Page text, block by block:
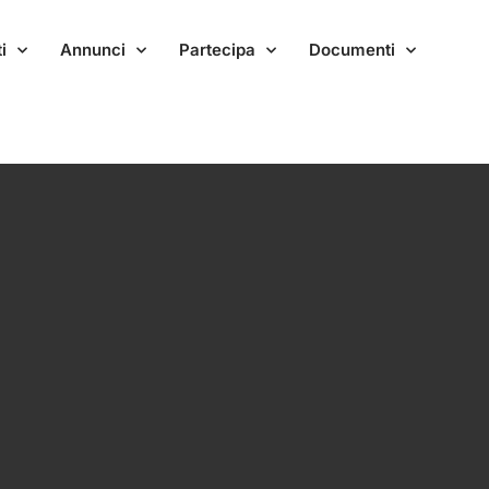
Annunci Partecipa Documenti